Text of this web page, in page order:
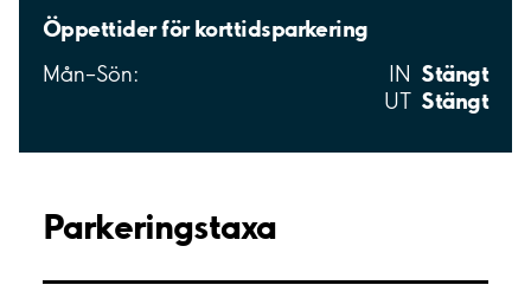
Öppettider för korttidsparkering
Mån–Sön: IN Stängt
UT Stängt
Parkeringstaxa